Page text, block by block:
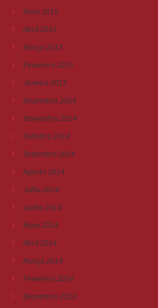
Maio 2015
Abril 2015
Março 2015
Fevereiro 2015
Janeiro 2015
Dezembro 2014
Novembro 2014
Outubro 2014
Setembro 2014
Agosto 2014
Julho 2014
Junho 2014
Maio 2014
Abril 2014
Março 2014
Fevereiro 2014
Dezembro 2013